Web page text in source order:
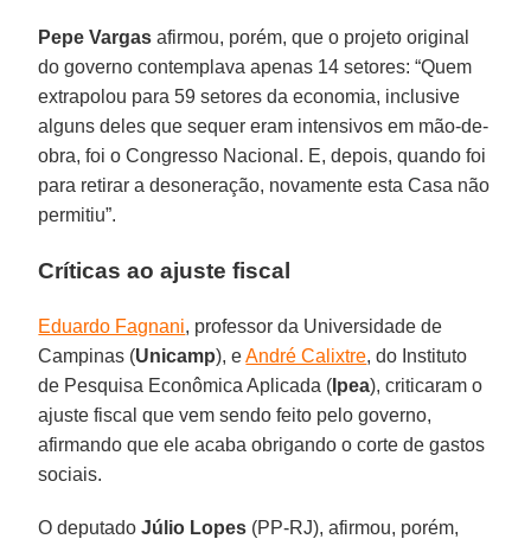
Pepe Vargas afirmou, porém, que o projeto original
do governo contemplava apenas 14 setores: “Quem
extrapolou para 59 setores da economia, inclusive
alguns deles que sequer eram intensivos em mão-de-
obra, foi o Congresso Nacional. E, depois, quando foi
para retirar a desoneração, novamente esta Casa não
permitiu”.
Críticas ao ajuste fiscal
Eduardo Fagnani, professor da Universidade de
Campinas (Unicamp), eAndré Calixtre, do Instituto
de Pesquisa Econômica Aplicada ( Ipea), criticaram o
ajuste fiscal que vem sendo feito pelo governo,
afirmando que ele acaba obrigando o corte de gastos
sociais.
O deputadoJúlio Lopes (PP-RJ), afirmou, porém,